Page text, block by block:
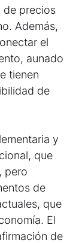
de precios
Además,
el
aunado
tienen
de
y
que
pero
de
que
El
de